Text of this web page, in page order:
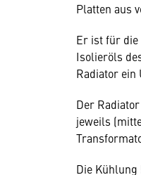
Platten aus
Er ist für
Isolieröls
Radiator ein
Der
jeweils
Die